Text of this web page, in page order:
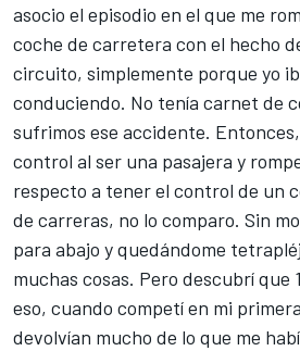
asocio el episodio en el que me
coche de carretera con el hecho
circuito, simplemente porque yo
conduciendo. No tenía carnet de
sufrimos ese accidente.
control al ser una pasajera y
respecto a tener el control de un
de carreras, no lo comparo. Sin
para abajo y quedándome
muchas cosas. Pero descubrí que
eso, cuando competí en mi
devolvían mucho de lo que me